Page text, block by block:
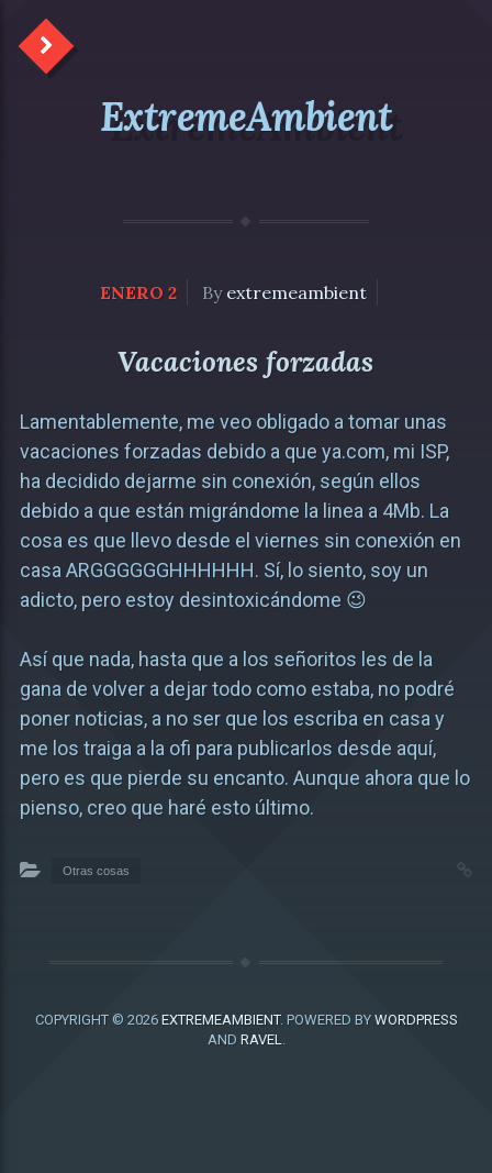
ExtremeAmbient
ENERO 2 By extremeambient
Vacaciones forzadas
Lamentablemente, me veo obligado a tomar unas
vacaciones forzadas debido a que ya.com, mi ISP,
ha decidido dejarme sin conexión, según ellos
debido a que están migrándome la linea a 4Mb. La
cosa es que llevo desde el viernes sin conexión en
casa ARGGGGGGHHHHHH. Sí, lo siento, soy un
adicto, pero estoy desintoxicándome 😉
Así que nada, hasta que a los señoritos les de la
gana de volver a dejar todo como estaba, no podré
poner noticias, a no ser que los escriba en casa y
me los traiga a la ofi para publicarlos desde aquí,
pero es que pierde su encanto. Aunque ahora que lo
pienso, creo que haré esto último.
Otras cosas
COPYRIGHT © 2026 EXTREMEAMBIENT. POWERED BY WORDPRESS
AND RAVEL.